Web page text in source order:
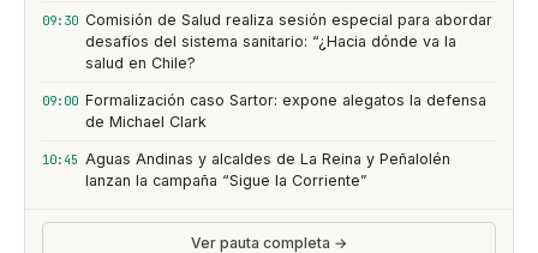
09:30 Comisión de Salud realiza sesión especial para abordar
desafíos del sistema sanitario: “¿Hacia dónde va la
salud en Chile?
09:00 Formalización caso Sartor: expone alegatos la defensa
de Michael Clark
10:45 Aguas Andinas y alcaldes de La Reina y Peñalolén
lanzan la campaña “Sigue la Corriente”
Ver pauta completa →